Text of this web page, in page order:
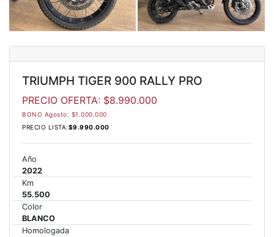
NEWTRIDENT 660
Precio desde $9.090.000
NEWDAYTONA 660
Precio desde $10.590.000
STREET TRIPLE R
Precio desde $11.690.000
TRIUMPH TIGER 900 RALLY PRO
PRECIO OFERTA: $8.990.000
BONO Agosto: $1.000.000
PRECIO LISTA:$9.990.000
Año
2022
Km
55.500
Color
BLANCO
Homologada